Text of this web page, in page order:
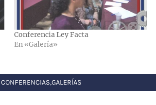
Conferencia Ley Facta
En «Galería»
CONFERENCIAS,GALERÍAS